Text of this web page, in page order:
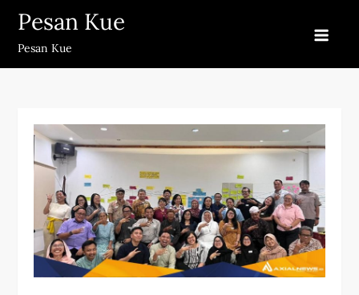
Skip
content
Pesan Kue
Pesan Kue